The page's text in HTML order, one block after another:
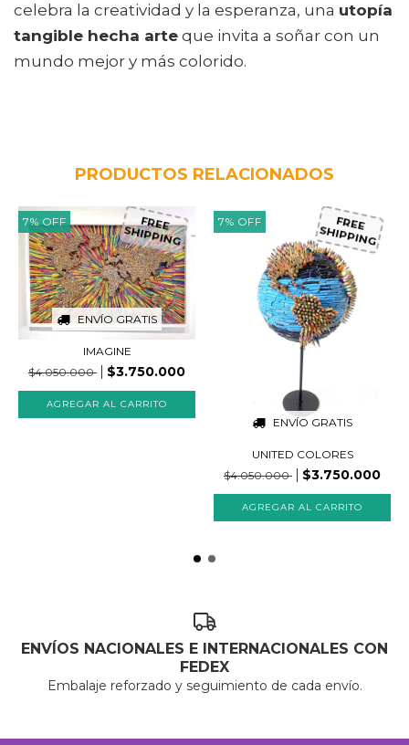
celebra la creatividad y la esperanza, una utopía
tangible hecha arte que invita a soñar con un
mundo mejor y más colorido.
PRODUCTOS RELACIONADOS
7% OFF
ENVÍO GRATIS
FREE
SHIPPING
IMAGINE
$4.050.000
$3.750.000
7% OFF
ENVÍO GRATIS
FREE
SHIPPING
UNITED COLORES
$4.050.000
$3.750.000
ENVÍOS NACIONALES E INTERNACIONALES CON
FEDEX
Embalaje reforzado y seguimiento de cada envío.